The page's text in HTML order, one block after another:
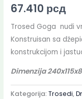
67.410 рсд
Trosed Goga nudi
Konstruisan sa
konstrukcijom i
Dimenzija
Kategorija:Trosedi,